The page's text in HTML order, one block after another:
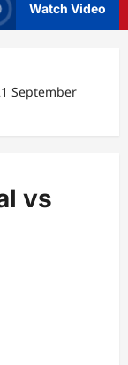
Watch Video
September
vs